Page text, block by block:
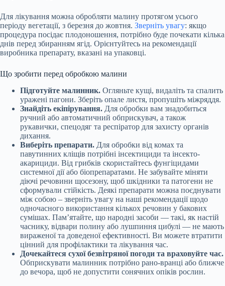
Для лікування можна обробляти малину протягом усього
періоду вегетації, з березня до жовтня. Зверніть увагу: якщо
процедура посідає плодоношення, потрібно буде почекати кілька
днів перед збиранням ягід. Орієнтуйтесь на рекомендації
виробника препарату, вказані на упаковці.
Що зробити перед обробкою малини
Підготуйте малинник. Огляньте кущі, видаліть та спалить
уражені пагони. Зберіть опале листя, пропушіть міжряддя.
Знайдіть екіпірування. Для обробки вам знадобиться
ручний або автоматичний обприскувач, а також
рукавички, спецодяг та респіратор для захисту органів
дихання.
Виберіть препарати. Для обробки від комах та
павутинних кліщів потрібні інсектициди та інсекто-
акарициди. Від грибків скористайтесь фунгіцидами
системної дії або біопрепаратами. Не забувайте міняти
діючі речовини щосезону, щоб шкідники та патогени не
сформували стійкість. Деякі препарати можна поєднувати
між собою – зверніть увагу на наші рекомендації щодо
одночасного використання кількох речовин у бакових
сумішах. Пам’ятайте, що народні засоби — такі, як настій
часнику, відвари полину або лушпиння цибулі — не мають
вираженої та доведеної ефективності. Ви можете втратити
цінний для профілактики та лікування час.
Дочекайтеся сухої безвітряної погоди та враховуйте час.
Обприскувати малинник потрібно рано-вранці або ближче
до вечора, щоб не допустити сонячних опіків рослин.